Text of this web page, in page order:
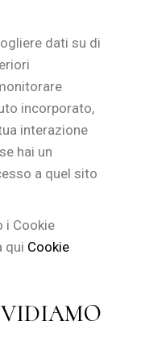
dati su di
incorporato,
interazione
hai un
a quel sito
i Cookie
qui Cookie